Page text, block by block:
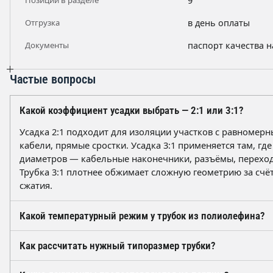
Отгрузка в день оплаты
Документы паспорт качества
Частые вопросы
Какой коэффициент усадки выбрать — 2:1 или 3:1?
Усадка 2:1 подходит для изоляции участков с
кабели, прямые сростки. Усадка 3:1 применяется там,
диаметров — кабельные наконечники, разъёмы,
Трубка 3:1 плотнее обжимает сложную геометрию за
сжатия.
Какой температурный режим у трубок из полиолефина?
полиолефина — от -55 до +125 °C. Усадка начинается
°C, полная усадка достигается при нагреве примерно до
Как рассчитать нужный типоразмер трубки?